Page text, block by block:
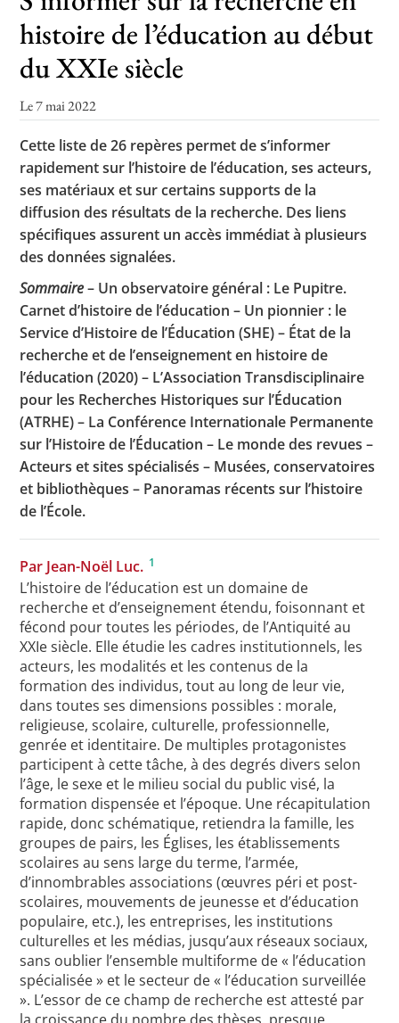
histoire de l’éducation au début
du XXIe siècle
Le 7 mai 2022
Cette liste de 26 repères permet de s’informer
rapidement sur l’histoire de l’éducation, ses acteurs,
ses matériaux et sur certains supports de la
diffusion des résultats de la recherche. Des liens
spécifiques assurent un accès immédiat à plusieurs
des données signalées.
Sommaire– Un observatoire général : Le Pupitre.
Carnet d’histoire de l’éducation – Un pionnier : le
Service d’Histoire de l’Éducation (SHE) – État de la
recherche et de l’enseignement en histoire de
l’éducation (2020) – L’Association Transdisciplinaire
pour les Recherches Historiques sur l’Éducation
(ATRHE) – La Conférence Internationale Permanente
sur l’Histoire de l’Éducation – Le monde des revues –
Acteurs et sites spécialisés – Musées, conservatoires
et bibliothèques – Panoramas récents sur l’histoire
de l’École.
Par Jean-Noël Luc. 1
L’histoire de l’éducation est un domaine de
recherche et d’enseignement étendu, foisonnant et
fécond pour toutes les périodes, de l’Antiquité au
XXIe siècle. Elle étudie les cadres institutionnels, les
acteurs, les modalités et les contenus de la
formation des individus, tout au long de leur vie,
dans toutes ses dimensions possibles : morale,
religieuse, scolaire, culturelle, professionnelle,
genrée et identitaire. De multiples protagonistes
participent à cette tâche, à des degrés divers selon
l’âge, le sexe et le milieu social du public visé, la
formation dispensée et l’époque. Une récapitulation
rapide, donc schématique, retiendra la famille, les
groupes de pairs, les Églises, les établissements
scolaires au sens large du terme, l’armée,
d’innombrables associations (œuvres péri et post-
scolaires, mouvements de jeunesse et d’éducation
populaire, etc.), les entreprises, les institutions
culturelles et les médias, jusqu’aux réseaux sociaux,
sans oublier l’ensemble multiforme de « l’éducation
spécialisée » et le secteur de « l’éducation surveillée
». L’essor de ce champ de recherche est attesté par